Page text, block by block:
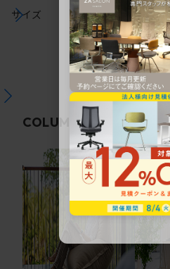
サイズ
COLUMN関連コラム